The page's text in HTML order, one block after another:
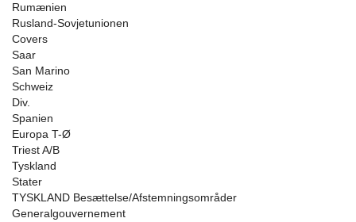
Rumænien
Rusland-Sovjetunionen
Covers
Saar
San Marino
Schweiz
Div.
Spanien
Europa T-Ø
Triest A/B
Tyskland
Stater
TYSKLAND Besættelse/Afstemningsområder
Generalgouvernement